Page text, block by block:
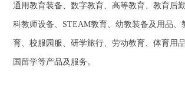
通用教育装备、数字教育、高等教育、教育后
科教师设备、 STEAM教育、幼教装备及用品、
育、校服园服、研学旅行、劳动教育、体育用
国留学等产品及服务。